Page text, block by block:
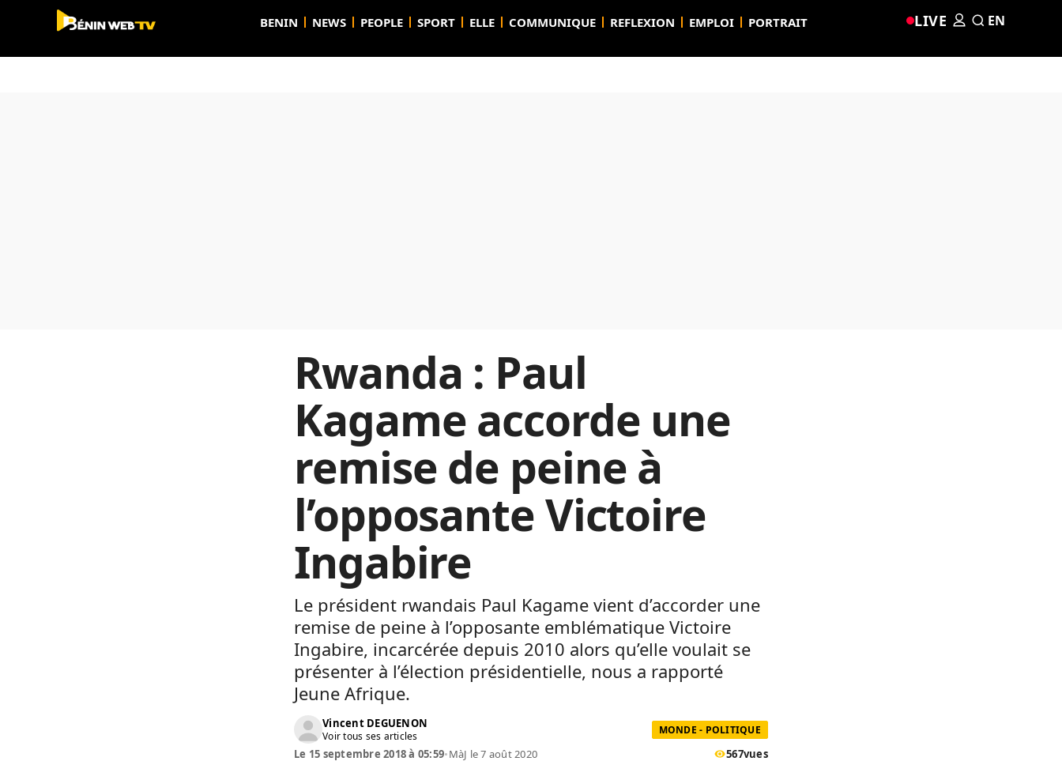
BENIN NEWS PEOPLE SPORT ELLE COMMUNIQUE REFLEXION EMPLOI PORTRAIT LIVE EN
Rwanda : Paul
Kagame accorde une
remise de peine à
l’opposante Victoire
Ingabire
Le président rwandais Paul Kagame vient d’accorder une
remise de peine à l’opposante emblématique Victoire
Ingabire, incarcérée depuis 2010 alors qu’elle voulait se
présenter à l’élection présidentielle, nous a rapporté
Jeune Afrique.
Vincent DEGUENON
Voir tous ses articles MONDE - POLITIQUE
Le 15 septembre 2018 à 05:59•MàJ le 7 août 2020 567vues